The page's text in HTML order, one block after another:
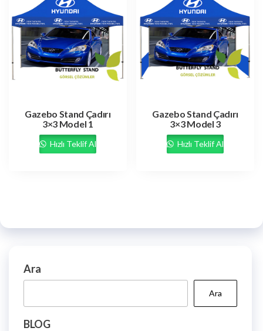
Gazebo Stand Çadırı
3×3 Model 1
Hızlı Teklif Al
Gazebo Stand Çadırı
3×3 Model 3
Hızlı Teklif Al
Ara
Ara
BLOG